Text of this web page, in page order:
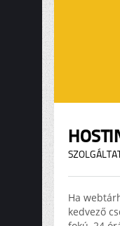
Ha
kedvező